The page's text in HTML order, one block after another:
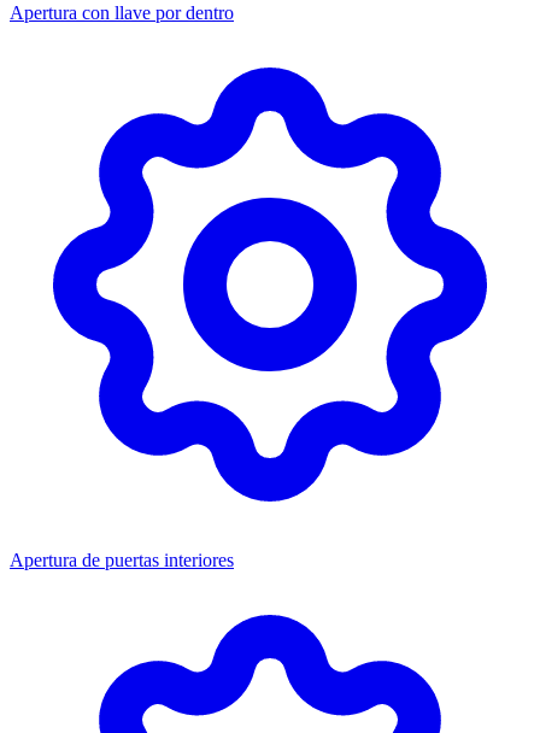
Apertura con llave por dentro
Apertura de puertas interiores